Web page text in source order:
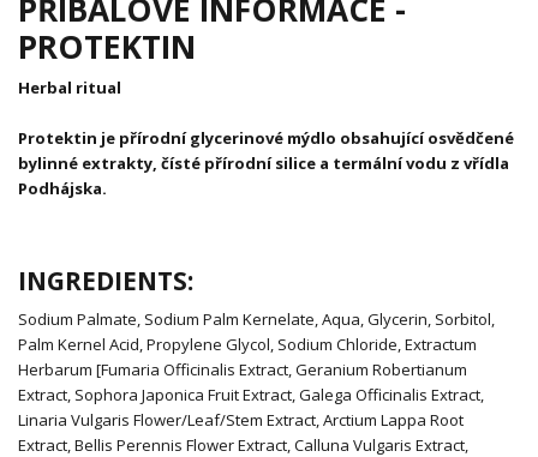
PŘÍBALOVÉ INFORMACE -
PROTEKTIN
Herbal ritual
Protektin je přírodní glycerinové mýdlo obsahující osvědčené
bylinné extrakty, čísté přírodní silice a termální vodu z vřídla
Podhájska.
INGREDIENTS:
Sodium Palmate, Sodium Palm Kernelate, Aqua, Glycerin, Sorbitol,
Palm Kernel Acid, Propylene Glycol, Sodium Chloride, Extractum
Herbarum [Fumaria Officinalis Extract, Geranium Robertianum
Extract, Sophora Japonica Fruit Extract, Galega Officinalis Extract,
Linaria Vulgaris Flower/Leaf/Stem Extract, Arctium Lappa Root
Extract, Bellis Perennis Flower Extract, Calluna Vulgaris Extract,